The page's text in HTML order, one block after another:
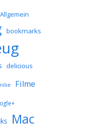
Allgemein
bookmarks
delicious
Filme
Mac